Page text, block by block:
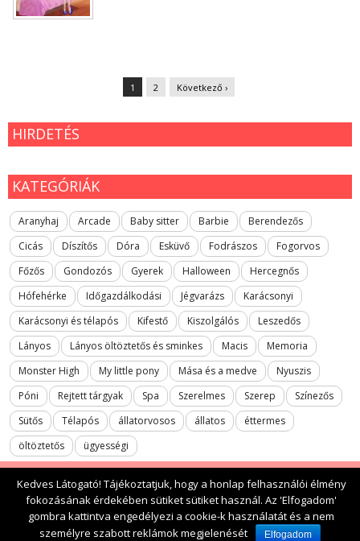
1 2 Következő ›
HIRDETÉS
KATEGÓRIÁK
Aranyhaj Arcade Baby sitter Barbie
Berendezős
Cicás
Díszítős Dóra Esküvő Fodrászos
Fogorvos
Főzős
Gondozós Gyerek Halloween
Hercegnős
Hófehérke
Időgazdálkodási Jégvarázs
Karácsonyi
Karácsonyi és télapós
Kifestő Kiszolgálós
Leszedős
Lányos
Lányos öltöztetős és sminkes Macis
Memoria
Monster High
My little pony Mása és a medve
Nyuszis
Póni
Rejtett tárgyak Spa Szerelmes Szerep
Színezős
Sütős
Télapós állatorvosos állatos
éttermes
öltöztetős
ügyességi
2017 All rights reserved. lanyosjatekok.gyerekfilmek.hu
Kedves Látogató! Tájékoztatjuk, hogy a honlap felhasználói élmény
fokozásának érdekében sütiket sütiket használ. Az 'Elfogadom'
gombra kattintva engedélyezi a cookie-k használatát és a nem
személyre szabott reklámok megjelenését
Elfogadom